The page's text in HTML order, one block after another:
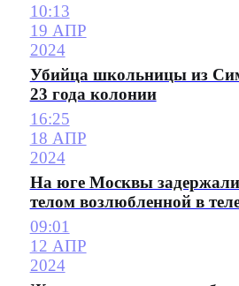
10:13
19 АПР
2024
Убийца школьницы из
23 года колонии
16:25
18 АПР
2024
На юге Москвы
телом возлюбленной в
09:01
12 АПР
2024